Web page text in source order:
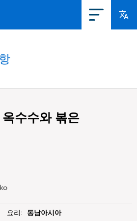
수수와 볶은
요리: 동남아시아